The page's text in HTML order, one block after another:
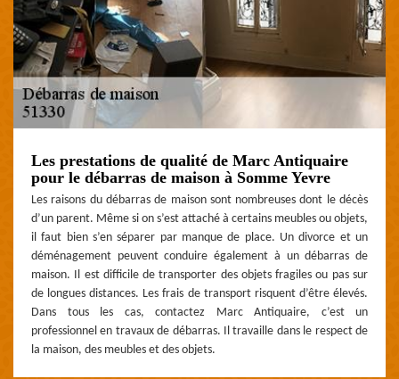
Les prestations de qualité de Marc Antiquaire
pour le débarras de maison à Somme Yevre
Les raisons du débarras de maison sont nombreuses dont le décès
d’un parent. Même si on s’est attaché à certains meubles ou objets,
il faut bien s’en séparer par manque de place. Un divorce et un
déménagement peuvent conduire également à un débarras de
maison. Il est difficile de transporter des objets fragiles ou pas sur
de longues distances. Les frais de transport risquent d’être élevés.
Dans tous les cas, contactez Marc Antiquaire, c’est un
professionnel en travaux de débarras. Il travaille dans le respect de
la maison, des meubles et des objets.